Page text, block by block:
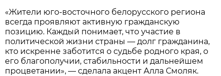
«Жители юго-восточного белорусского региона
всегда проявляют активную гражданскую
позицию. Каждый понимает, что участие в
политической жизни страны — долг гражданина,
кто искренне заботится о судьбе родного края, о
его благополучии, стабильности и дальнейшем
процветании», — сделала акцент Алла Смоляк.